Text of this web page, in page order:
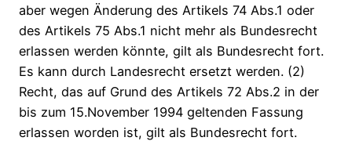
aber wegen Änderung des Artikels 74 Abs.1 oder
des Artikels 75 Abs.1 nicht mehr als Bundesrecht
erlassen werden könnte, gilt als Bundesrecht fort.
Es kann durch Landesrecht ersetzt werden. (2)
Recht, das auf Grund des Artikels 72 Abs.2 in der
bis zum 15.November 1994 geltenden Fassung
erlassen worden ist, gilt als Bundesrecht fort.